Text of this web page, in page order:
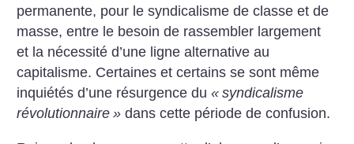
permanente, pour le syndicalisme de classe et de
masse, entre le besoin de rassembler largement
et la nécessité d’une ligne alternative au
capitalisme. Certaines et certains se sont même
inquiétés d’une résurgence du« syndicalisme
révolutionnaire »dans cette période de confusion.